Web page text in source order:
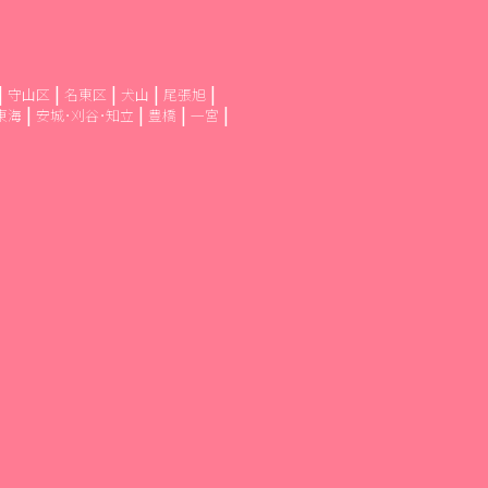
守山区 名東区 犬山
尾張旭
海 安城･刈谷･知立 豊橋
一宮